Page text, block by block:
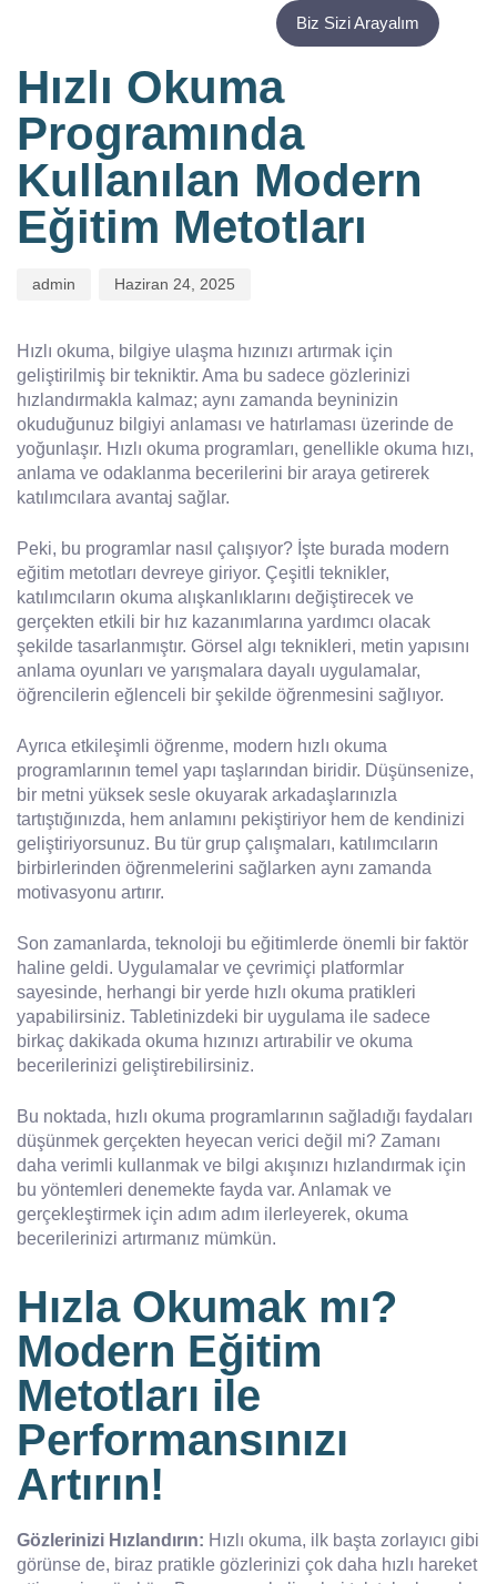
Biz Sizi Arayalım
Hızlı Okuma
Programında
Kullanılan Modern
Eğitim Metotları
admin Haziran 24, 2025
Hızlı okuma, bilgiye ulaşma hızınızı artırmak için
geliştirilmiş bir tekniktir. Ama bu sadece gözlerinizi
hızlandırmakla kalmaz; aynı zamanda beyninizin
okuduğunuz bilgiyi anlaması ve hatırlaması üzerinde de
yoğunlaşır. Hızlı okuma programları, genellikle okuma hızı,
anlama ve odaklanma becerilerini bir araya getirerek
katılımcılara avantaj sağlar.
Peki, bu programlar nasıl çalışıyor? İşte burada modern
eğitim metotları devreye giriyor. Çeşitli teknikler,
katılımcıların okuma alışkanlıklarını değiştirecek ve
gerçekten etkili bir hız kazanımlarına yardımcı olacak
şekilde tasarlanmıştır. Görsel algı teknikleri, metin yapısını
anlama oyunları ve yarışmalara dayalı uygulamalar,
öğrencilerin eğlenceli bir şekilde öğrenmesini sağlıyor.
Ayrıca etkileşimli öğrenme, modern hızlı okuma
programlarının temel yapı taşlarından biridir. Düşünsenize,
bir metni yüksek sesle okuyarak arkadaşlarınızla
tartıştığınızda, hem anlamını pekiştiriyor hem de kendinizi
geliştiriyorsunuz. Bu tür grup çalışmaları, katılımcıların
birbirlerinden öğrenmelerini sağlarken aynı zamanda
motivasyonu artırır.
Son zamanlarda, teknoloji bu eğitimlerde önemli bir faktör
haline geldi. Uygulamalar ve çevrimiçi platformlar
sayesinde, herhangi bir yerde hızlı okuma pratikleri
yapabilirsiniz. Tabletinizdeki bir uygulama ile sadece
birkaç dakikada okuma hızınızı artırabilir ve okuma
becerilerinizi geliştirebilirsiniz.
Bu noktada, hızlı okuma programlarının sağladığı faydaları
düşünmek gerçekten heyecan verici değil mi? Zamanı
daha verimli kullanmak ve bilgi akışınızı hızlandırmak için
bu yöntemleri denemekte fayda var. Anlamak ve
gerçekleştirmek için adım adım ilerleyerek, okuma
becerilerinizi artırmanız mümkün.
Hızla Okumak mı?
Modern Eğitim
Metotları ile
Performansınızı
Artırın!
Gözlerinizi Hızlandırın: Hızlı okuma, ilk başta zorlayıcı gibi
görünse de, biraz pratikle gözlerinizi çok daha hızlı hareket